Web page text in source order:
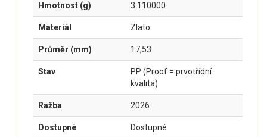
Hmotnost (g) 3.110000
Materiál Zlato
Průměr (mm) 17,53
Stav
PP (Proof = prvotřídní
kvalita)
Ražba 2026
Dostupné Dostupné